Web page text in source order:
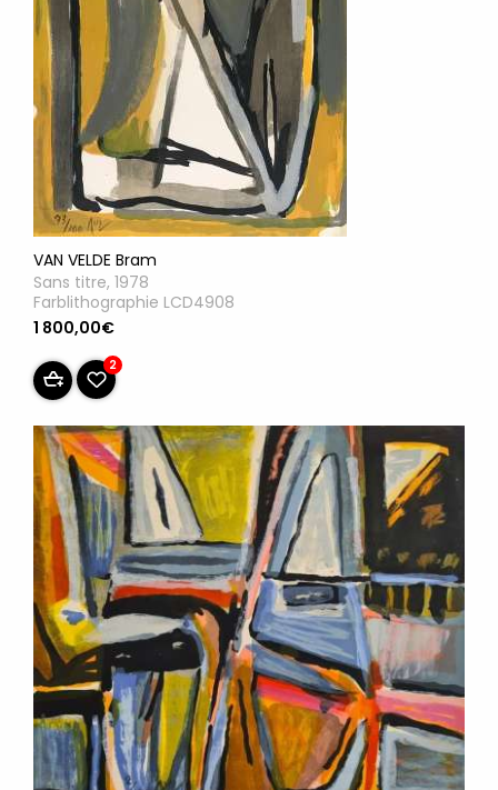
VAN VELDE Bram
Sans titre, 1978
Farblithographie LCD4908
1 800,00€
2